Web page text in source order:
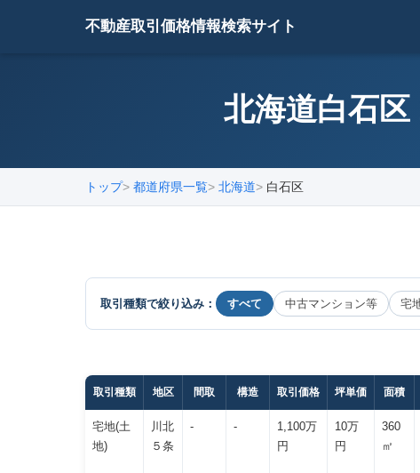
不動産取引価格情報検索サイト
北海道白石
トップ 都道府県一覧 北海道 白石区
取引種類で絞り込み： すべて 中古マンション等 宅
取引種類 地区 間取 構造 取引価格 坪単価 面積
宅地(土
地)
川北
５条
- -
1,100万
円
10万
円
360
㎡